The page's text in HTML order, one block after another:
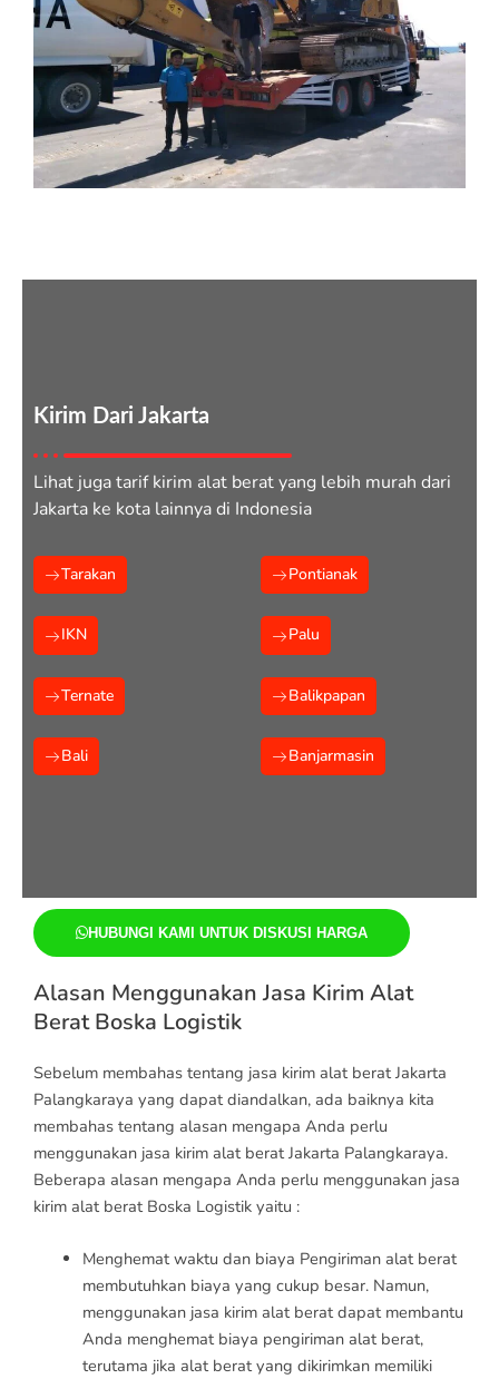
Kirim Dari Jakarta
Lihat juga tarif kirim alat berat yang lebih murah dari
Jakarta ke kota lainnya di Indonesia
Tarakan
IKN
Ternate
Bali
Pontianak
Palu
Balikpapan
Banjarmasin
HUBUNGI KAMI UNTUK DISKUSI HARGA
Alasan Menggunakan Jasa Kirim Alat
Berat Boska Logistik
Sebelum membahas tentang jasa kirim alat berat Jakarta
Palangkaraya yang dapat diandalkan, ada baiknya kita
membahas tentang alasan mengapa Anda perlu
menggunakan jasa kirim alat berat Jakarta Palangkaraya.
Beberapa alasan mengapa Anda perlu menggunakan jasa
kirim alat berat Boska Logistik yaitu :
Menghemat waktu dan biaya Pengiriman alat berat
membutuhkan biaya yang cukup besar. Namun,
menggunakan jasa kirim alat berat dapat membantu
Anda menghemat biaya pengiriman alat berat,
terutama jika alat berat yang dikirimkan memiliki